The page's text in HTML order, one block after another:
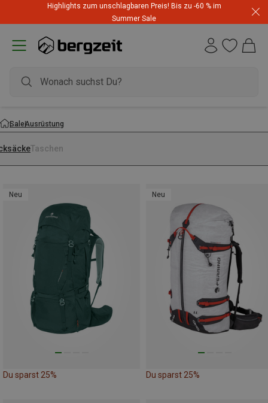
Highlights zum unschlagbaren Preis! Bis zu -60 % im
Summer Sale
SaleAusrüstung
Taschen
Neu
Du sparst 25%
Neu
Du sparst 25%